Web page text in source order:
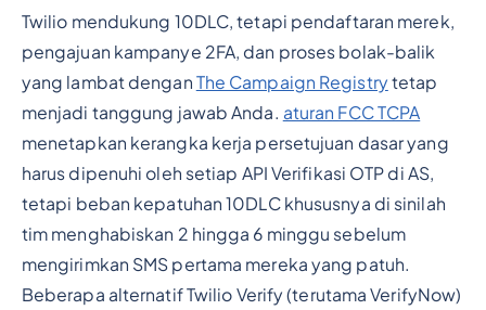
Twilio mendukung 10DLC, tetapi pendaftaran merek,
pengajuan kampanye 2FA, dan proses bolak-balik
yang lambat dengan The Campaign Registrytetap
menjadi tanggung jawab Anda. aturan FCC TCPA
menetapkan kerangka kerja persetujuan dasar yang
harus dipenuhi oleh setiap API Verifikasi OTP di AS,
tetapi beban kepatuhan 10DLC khususnya di sinilah
tim menghabiskan 2 hingga 6 minggu sebelum
mengirimkan SMS pertama mereka yang patuh.
Beberapa alternatif Twilio Verify (terutama VerifyNow)